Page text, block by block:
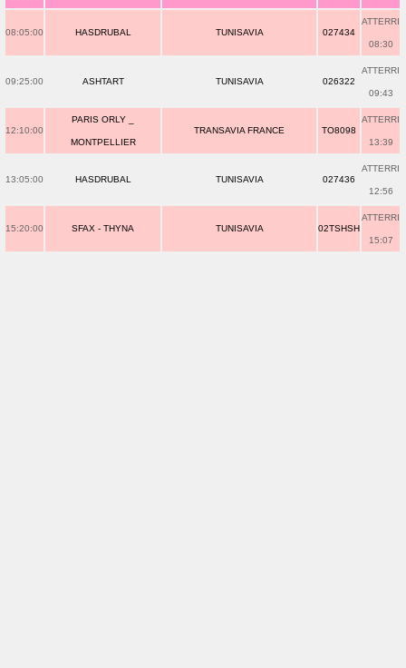
08:05:00 HASDRUBAL TUNISAVIA 027434
ATTERRI
08:30
09:25:00 ASHTART TUNISAVIA 026322
ATTERRI
09:43
12:10:00
PARIS ORLY _
MONTPELLIER
TRANSAVIA FRANCE TO8098
ATTERRI
13:39
13:05:00 HASDRUBAL TUNISAVIA 027436
ATTERRI
12:56
15:20:00 SFAX - THYNA TUNISAVIA 02TSHSH
ATTERRI
15:07